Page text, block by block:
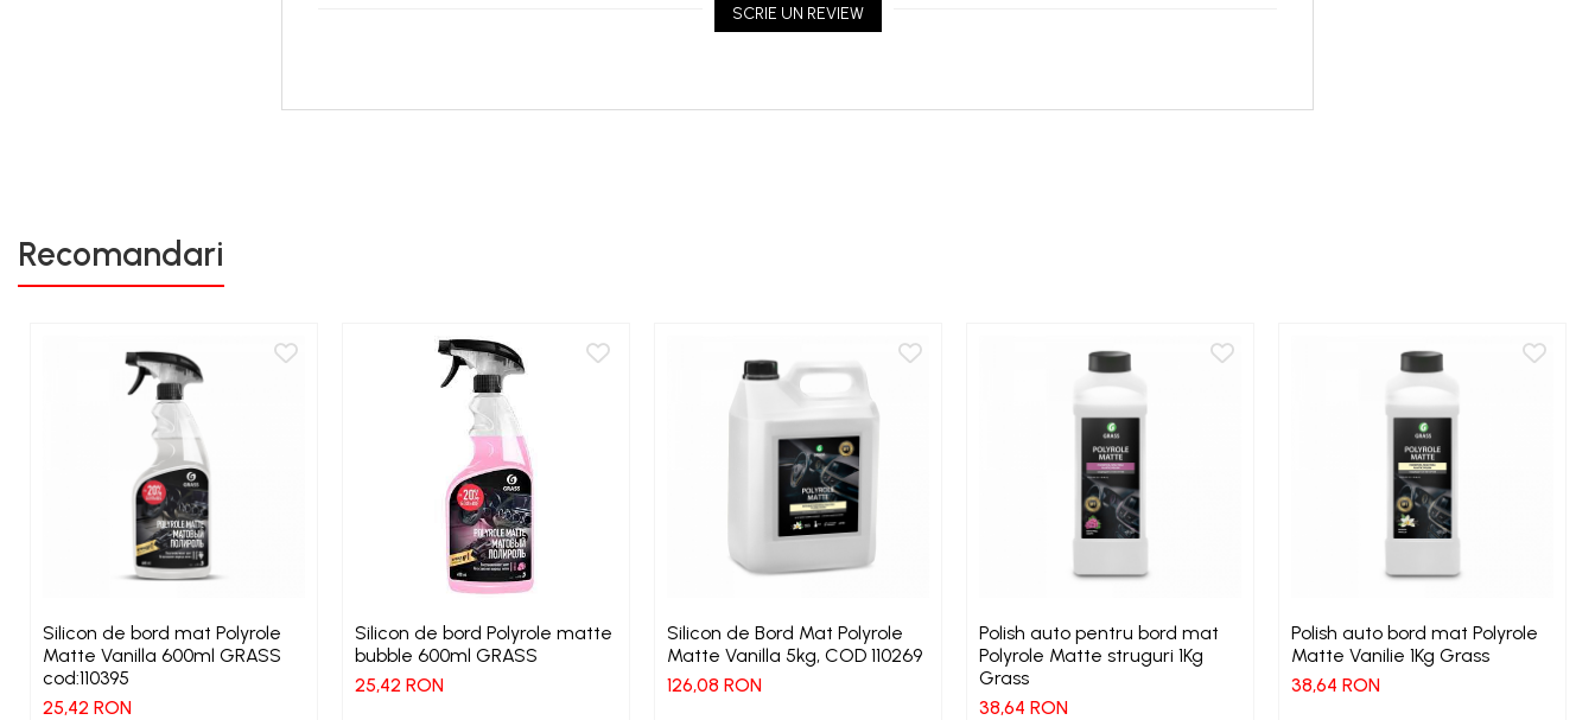
SCRIE UN REVIEW
Recomandari
Silicon de bord mat Polyrole
Matte Vanilla 600ml GRASS
cod:110395
25,42 RON
Silicon de bord Polyrole matte
bubble 600ml GRASS
25,42 RON
Silicon de Bord Mat Polyrole
Matte Vanilla 5kg, COD 110269
126,08 RON
Polish auto pentru bord mat
Polyrole Matte struguri 1Kg
Grass
38,64 RON
Polish auto bord mat Polyrole
Matte Vanilie 1Kg Grass
38,64 RON